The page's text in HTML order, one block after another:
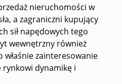
nieruchomości w
a zagraniczni kupujący
sił napędowych tego
wewnętrzny również
zainteresowanie
dynamikę i